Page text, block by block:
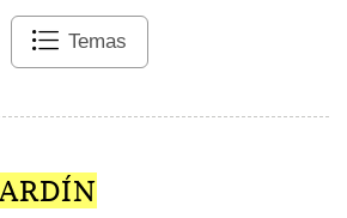
Temas